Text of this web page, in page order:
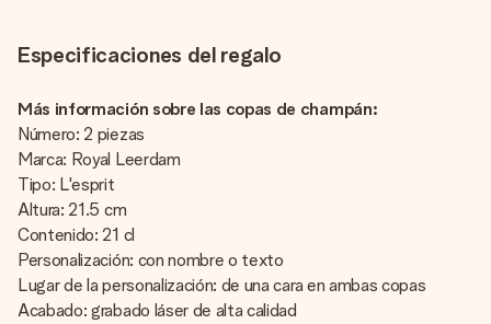
Especificaciones del regalo
Más información sobre las copas de champán:
Número: 2 piezas
Marca: Royal Leerdam
Tipo: L'esprit
Altura: 21.5 cm
Contenido: 21 cl
Personalización: con nombre o texto
Lugar de la personalización: de una cara en ambas copas
Acabado: grabado láser de alta calidad